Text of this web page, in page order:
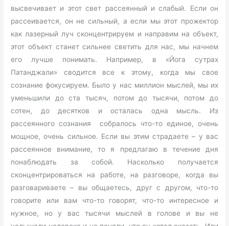
высвечивает и этот свет рассеянный и слабый. Если он
рассеивается, он не сильный, а если мы этот прожектор
как лазерный луч сконцентрируем и направим на объект,
этот объект станет сильнее светить для нас, мы начнем
его лучше понимать. Например, в «Йога сутрах
Патанджали» сводится все к этому, когда мы свое
сознание фокусируем. Было у нас миллион мыслей, мы их
уменьшили до ста тысяч, потом до тысячи, потом до
сотен, до десятков и осталась одна мысль. Из
рассеянного сознания собралось что-то единое, очень
мощное, очень сильное. Если вы этим страдаете – у вас
рассеянное внимание, то я предлагаю в течение дня
понаблюдать за собой. Насколько получается
сконцентрироваться на работе, на разговоре, когда вы
разговариваете – вы общаетесь, друг с другом, что-то
говорите или вам что-то говорят, что-то интересное и
нужное, но у вас тысячи мыслей в голове и вы не